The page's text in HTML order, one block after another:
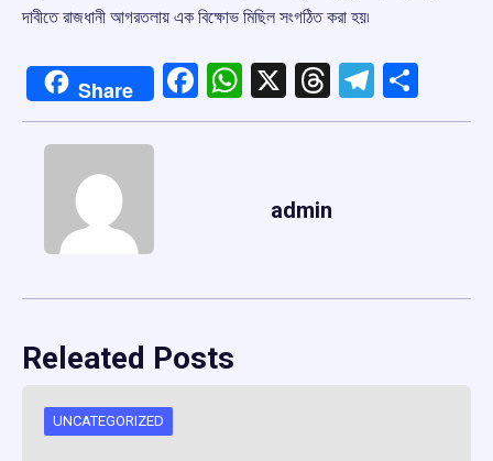
দাবীতে রাজধানী আগরতলায় এক বিক্ষোভ মিছিল সংগঠিত করা হয়৷
Share Facebook
WhatsApp
X Threads
admin
Releated Posts
UNCATEGORIZED